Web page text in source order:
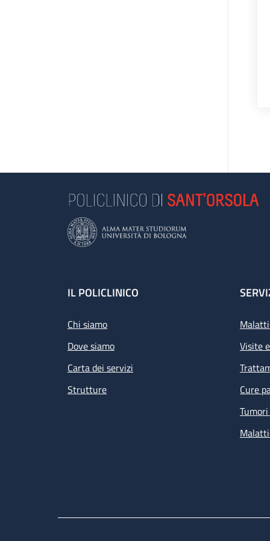
Footer
IL POLICLINICO
Chi siamo
Dove siamo
Carta dei servizi
Strutture
Visite
Cure